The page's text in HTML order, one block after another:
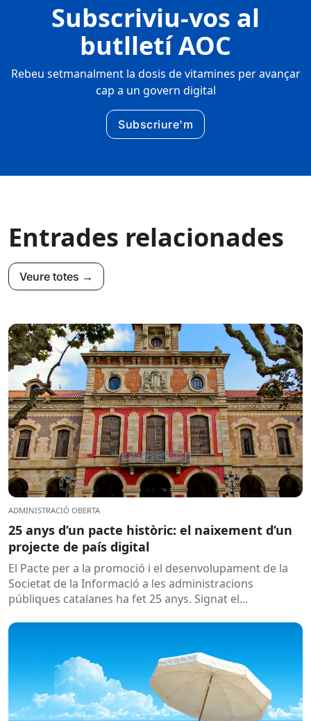
Subscriviu-vos al
butlletí AOC
Rebeu setmanalment la dosis de vitamines per avançar
cap a un govern digital
Subscriure'm
Entrades relacionades
Veure totes →
ADMINISTRACIÓ OBERTA
25 anys d’un pacte històric: el naixement d’un
projecte de país digital
El Pacte per a la promoció i el desenvolupament de la
Societat de la Informació a les administracions
públiques catalanes ha fet 25 anys. Signat el...